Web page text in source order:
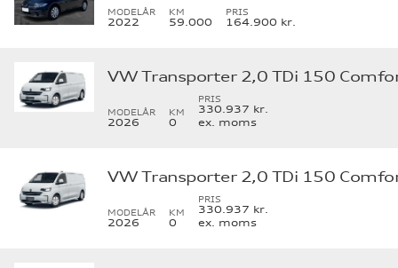
MODELÅR
2022
KM
59.000
PRIS
164.900 kr.
MODELÅR
2026
KM
0
PRIS
330.937 kr.
ex. moms
MODELÅR
2026
KM
0
PRIS
330.937 kr.
ex. moms